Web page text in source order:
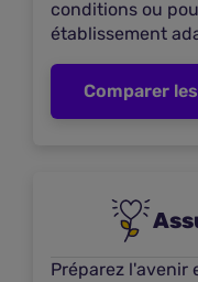
17
À 1,48 km
247 Rue
26000
Puyo
conditions ou
établissement
Comparer
Préparez l'avenir